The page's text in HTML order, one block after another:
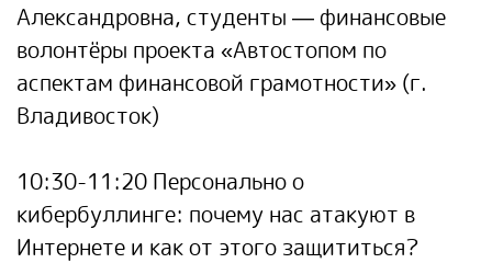
Александровна, студенты — финансовые
волонтёры проекта «Автостопом по
аспектам финансовой грамотности» (г.
Владивосток)
10:30-11:20 Персонально о
кибербуллинге: почему нас атакуют в
Интернете и как от этого защититься?